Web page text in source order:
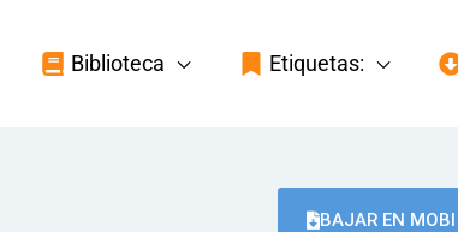
Biblioteca Etiquetas:
BAJAR EN MOBI